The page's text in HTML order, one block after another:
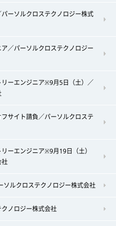
パーソルクロステクノロジー株式
／パーソルクロステクノロジー
リーエンジニア※9月5日（土）／
サイト請負／パーソルクロステ
ーエンジニア※9月19日（土）
社
ソルクロステクノロジー株式会社
クノロジー株式会社